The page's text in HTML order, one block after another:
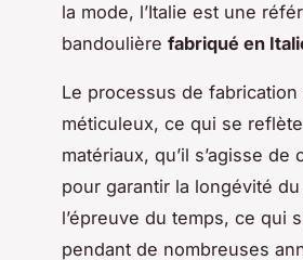
la mode, l’Italie est une
bandoulière fabriqué en
Le processus de
méticuleux, ce qui se
matériaux, qu’il s’agisse
pour garantir la longévité
l’épreuve du temps, ce qui
pendant de nombreuses